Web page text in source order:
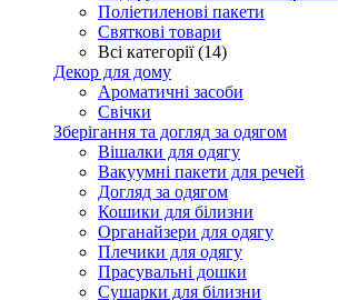
Поліетиленові пакети
Святкові товари
Всі категорії (14)
Декор для дому
Ароматичні засоби
Свічки
Зберігання та догляд за одягом
Вішалки для одягу
Вакуумні пакети для речей
Догляд за одягом
Кошики для білизни
Органайзери для одягу
Плечики для одягу
Прасувальні дошки
Сушарки для білизни